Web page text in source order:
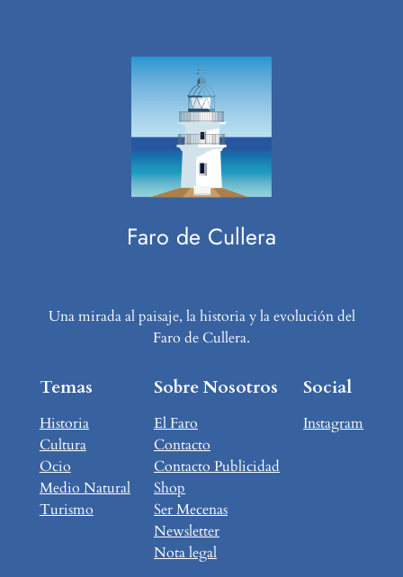
Faro de Cullera
Una mirada al paisaje, la historia y la evolución del
Faro de Cullera.
Temas
Historia
Cultura
Ocio
Medio Natural
Turismo
Sobre Nosotros
El Faro
Contacto
Contacto Publicidad
Shop
Ser Mecenas
Newsletter
Nota legal
Social
Instagram